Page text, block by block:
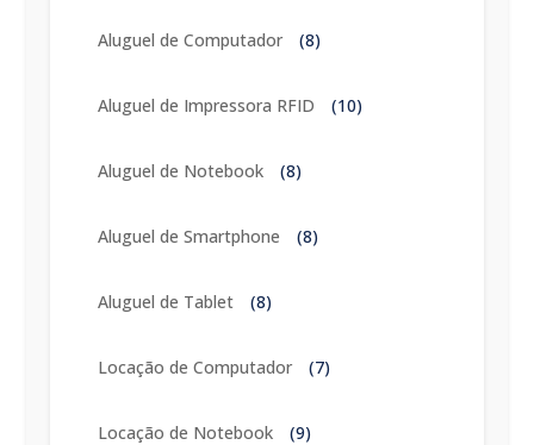
Aluguel de Computador (8)
Aluguel de Impressora RFID (10)
Aluguel de Notebook (8)
Aluguel de Smartphone (8)
Aluguel de Tablet (8)
Locação de Computador (7)
Locação de Notebook (9)